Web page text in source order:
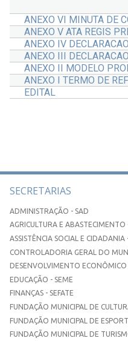
ANEXO VI MINUTA DE
ANEXO V ATA REGIS
ANEXO IV
ANEXO III
ANEXO II MODELO
ANEXO I TERMO DE
EDITAL
SECRETARIAS
ADMINISTRAÇÃO - SAD
AGRICULTURA E ABASTECIMENTO
ASSISTÊNCIA SOCIAL E CIDADANIA
CONTROLADORIA GERAL DO
DESENVOLVIMENTO
EDUCAÇÃO - SEME
FINANÇAS - SEFATE
FUNDAÇÃO MUNICIPAL DE
FUNDAÇÃO MUNICIPAL DE
FUNDAÇÃO MUNICIPAL DE